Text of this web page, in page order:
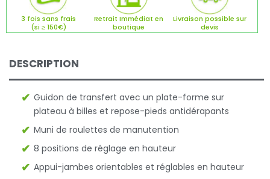
3 fois sans frais
(si ≥ 150€)
Retrait Immédiat en
boutique
Livraison possible sur
devis
DESCRIPTION
Guidon de transfert avec un plate-forme sur
plateau à billes et repose-pieds antidérapants
Muni de roulettes de manutention
8 positions de réglage en hauteur
Appui-jambes orientables et réglables en hauteur